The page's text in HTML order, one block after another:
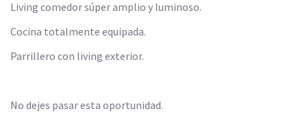
Living comedor súper amplio y luminoso.
Cocina totalmente equipada.
Parrillero con living exterior.
No dejes pasar esta oportunidad.